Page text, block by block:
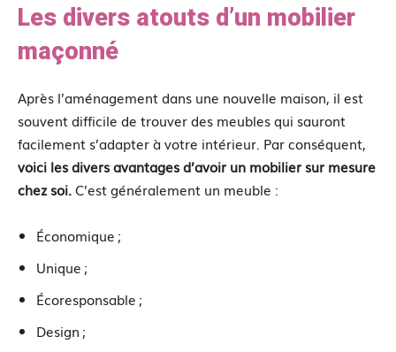
Les divers atouts d’un mobilier
maçonné
Après l’aménagement dans une nouvelle maison, il est
souvent difficile de trouver des meubles qui sauront
facilement s’adapter à votre intérieur. Par conséquent,
voici les divers avantages d’avoir un mobilier sur mesure
chez soi.C’est généralement un meuble :
Économique ;
Unique ;
Écoresponsable ;
Design ;